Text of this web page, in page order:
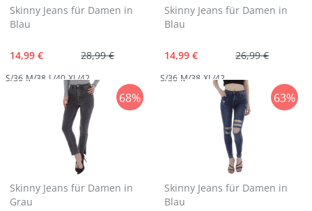
Skinny Jeans für Damen in
Blau
28,99 €
14,99 €
S/36 M/38 L/40 XL/42
Skinny Jeans für Damen in
Blau
26,99 €
14,99 €
S/36 M/38 XL/42
68%
Skinny Jeans für Damen in
Grau
63%
Skinny Jeans für Damen in
Blau